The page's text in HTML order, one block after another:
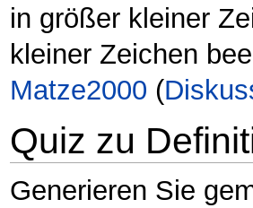
in größer kleiner
kleiner Zeichen
Matze2000 (
Quiz zu
Generieren Sie